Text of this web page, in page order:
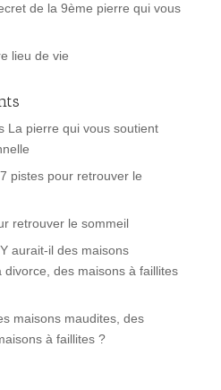
de la 9ème pierre qui vous
lieu de vie
La pierre qui vous soutient
7 pistes pour retrouver le
retrouver le sommeil
Y aurait-il des maisons
des maisons à faillites
maisons maudites, des
à faillites ?